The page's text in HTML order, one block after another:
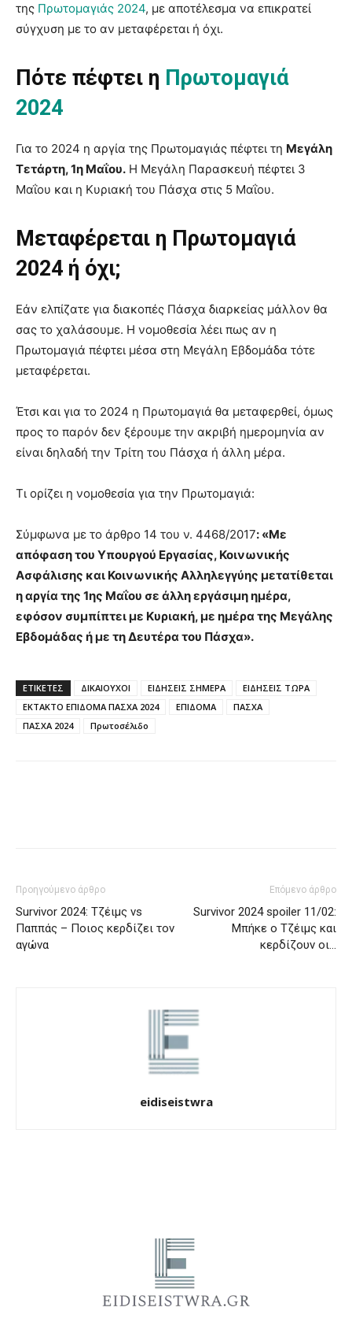
της Πρωτομαγιάς 2024, με αποτέλεσμα να επικρατεί
σύγχυση με το αν μεταφέρεται ή όχι.
Πότε πέφτει η Πρωτομαγιά
2024
Για το 2024 η αργία της Πρωτομαγιάς πέφτει τη Μεγάλη
Τετάρτη, 1η Μαΐου. Η Μεγάλη Παρασκευή πέφτει 3
Μαΐου και η Κυριακή του Πάσχα στις 5 Μαΐου.
Μεταφέρεται η Πρωτομαγιά
2024 ή όχι;
Εάν ελπίζατε για διακοπές Πάσχα διαρκείας μάλλον θα
σας το χαλάσουμε. Η νομοθεσία λέει πως αν η
Πρωτομαγιά πέφτει μέσα στη Μεγάλη Εβδομάδα τότε
μεταφέρεται.
Έτσι και για το 2024 η Πρωτομαγιά θα μεταφερθεί, όμως
προς το παρόν δεν ξέρουμε την ακριβή ημερομηνία αν
είναι δηλαδή την Τρίτη του Πάσχα ή άλλη μέρα.
Τι ορίζει η νομοθεσία για την Πρωτομαγιά:
Σύμφωνα με το άρθρο 14 του ν. 4468/2017: «Με
απόφαση του Υπουργού Εργασίας, Κοινωνικής
Ασφάλισης και Κοινωνικής Αλληλεγγύης μετατίθεται
η αργία της 1ης Μαΐου σε άλλη εργάσιμη ημέρα,
εφόσον συμπίπτει με Κυριακή, με ημέρα της Μεγάλης
Εβδομάδας ή με τη Δευτέρα του Πάσχα».
ΕΤΙΚΈΤΕΣ ΔΙΚΑΙΟΥΧΟΙ ΕΙΔΗΣΕΙΣ ΣΗΜΕΡΑ
ΕΙΔΗΣΕΙΣ ΤΩΡΑ
ΕΚΤΑΚΤΟ ΕΠΙΔΟΜΑ ΠΑΣΧΑ 2024
ΕΠΙΔΟΜΑ
ΠΑΣΧΑ
ΠΑΣΧΑ 2024
Πρωτοσέλιδο
Προηγούμενο άρθρο
Survivor 2024: Τζέιμς vs
Παππάς – Ποιος κερδίζει τον
αγώνα
Επόμενο άρθρο
Survivor 2024 spoiler 11/02:
Μπήκε ο Τζέιμς και
κερδίζουν οι…
eidiseistwra